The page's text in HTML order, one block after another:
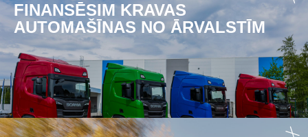
FINANSĒSIM KRAVAS
AUTOMAŠĪNAS NO ĀRVALSTĪM